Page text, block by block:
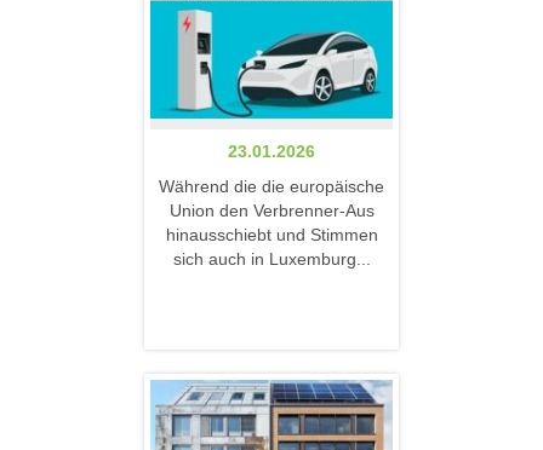
23.01.2026
Während die die europäische
Union den Verbrenner-Aus
hinausschiebt und Stimmen
sich auch in Luxemburg...